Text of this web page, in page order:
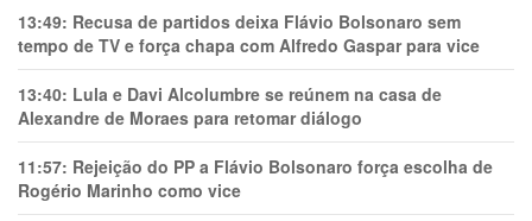
13:49: Recusa de partidos deixa Flávio Bolsonaro sem
tempo de TV e força chapa com Alfredo Gaspar para vice
13:40: Lula e Davi Alcolumbre se reúnem na casa de
Alexandre de Moraes para retomar diálogo
11:57: Rejeição do PP a Flávio Bolsonaro força escolha de
Rogério Marinho como vice